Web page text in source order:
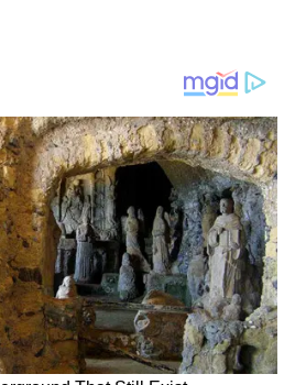
a Preferred